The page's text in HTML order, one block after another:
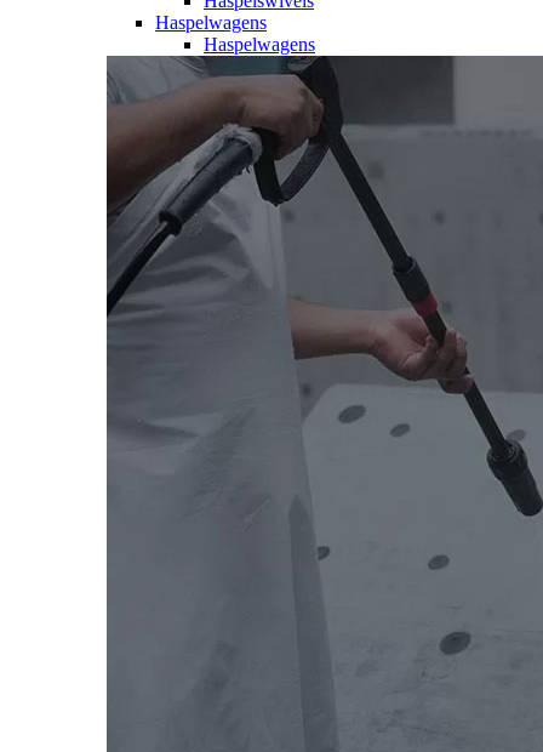
Haspelwagens
Haspelwagens